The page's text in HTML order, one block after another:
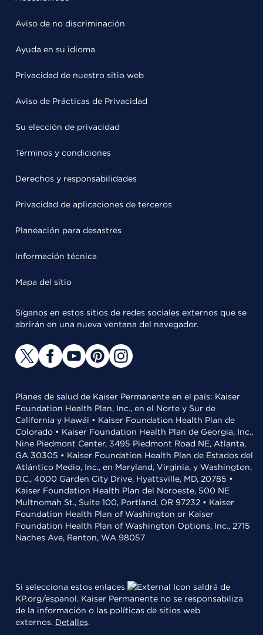
Aviso de no discriminación
Ayuda en su idioma
Privacidad de nuestro sitio web
Aviso de Prácticas de Privacidad
Su elección de privacidad
Términos y condiciones
Derechos y responsabilidades
Privacidad de aplicaciones de terceros
Planeación para desastres
Información técnica
Mapa del sitio
Síganos en estos sitios de redes sociales externos que se
abrirán en una nueva ventana del navegador.
Planes de salud de Kaiser Permanente en el país: Kaiser
Foundation Health Plan, Inc., en el Norte y Sur de
California y Hawái • Kaiser Foundation Health Plan de
Colorado • Kaiser Foundation Health Plan de Georgia, Inc.,
Nine Piedmont Center, 3495 Piedmont Road NE, Atlanta,
GA 30305 • Kaiser Foundation Health Plan de Estados del
Atlántico Medio, Inc., en Maryland, Virginia, y Washington,
D.C., 4000 Garden City Drive, Hyattsville, MD, 20785 •
Kaiser Foundation Health Plan del Noroeste, 500 NE
Multnomah St., Suite 100, Portland, OR 97232 • Kaiser
Foundation Health Plan of Washington or Kaiser
Foundation Health Plan of Washington Options, Inc., 2715
Naches Ave, Renton, WA 98057
Si selecciona estos enlaces
saldrá de
KP.org/espanol. Kaiser Permanente no se responsabiliza
de la información o las políticas de sitios web
externos. Detalles.